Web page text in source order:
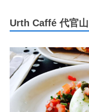
Urth Caffé 代官山